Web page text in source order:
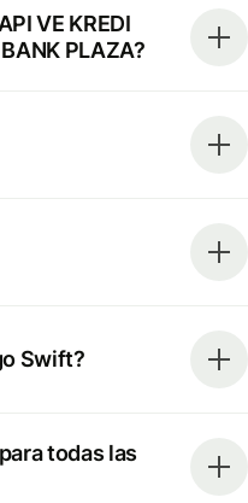
VE KREDI
PLAZA?
Swift?
todas las